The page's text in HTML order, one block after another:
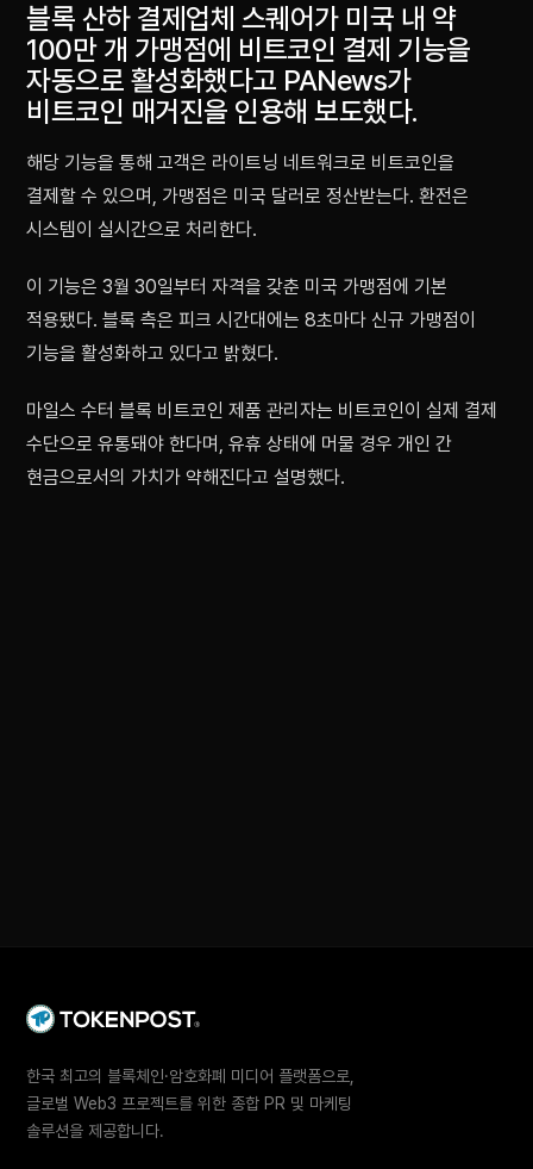
블록 산하 결제업체 스퀘어가 미국 내 약
100만 개 가맹점에 비트코인 결제 기능을
자동으로 활성화했다고 PANews가
비트코인 매거진을 인용해 보도했다.
해당 기능을 통해 고객은 라이트닝 네트워크로 비트코인을
결제할 수 있으며, 가맹점은 미국 달러로 정산받는다. 환전은
시스템이 실시간으로 처리한다.
이 기능은 3월 30일부터 자격을 갖춘 미국 가맹점에 기본
적용됐다. 블록 측은 피크 시간대에는 8초마다 신규 가맹점이
기능을 활성화하고 있다고 밝혔다.
마일스 수터 블록 비트코인 제품 관리자는 비트코인이 실제 결제
수단으로 유통돼야 한다며, 유휴 상태에 머물 경우 개인 간
현금으로서의 가치가 약해진다고 설명했다.
한국 최고의 블록체인·암호화폐 미디어 플랫폼으로,
글로벌 Web3 프로젝트를 위한 종합 PR 및 마케팅
솔루션을 제공합니다.